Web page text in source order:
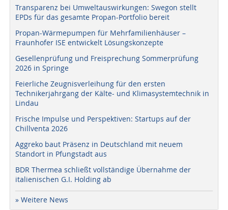
Transparenz bei Umweltauswirkungen: Swegon stellt
EPDs für das gesamte Propan-Portfolio bereit
Propan-Wärmepumpen für Mehrfamilienhäuser –
Fraunhofer ISE entwickelt Lösungskonzepte
Gesellenprüfung und Freisprechung Sommerprüfung
2026 in Springe
Feierliche Zeugnisverleihung für den ersten
Technikerjahrgang der Kälte- und Klimasystemtechnik in
Lindau
Frische Impulse und Perspektiven: Startups auf der
Chillventa 2026
Aggreko baut Präsenz in Deutschland mit neuem
Standort in Pfungstadt aus
BDR Thermea schließt vollständige Übernahme der
italienischen G.I. Holding ab
» Weitere News